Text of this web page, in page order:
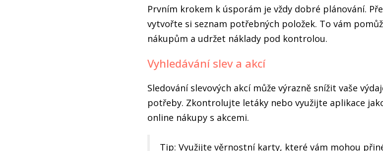
Prvním krokem k úsporám je vždy dobré plánování.
vytvořte si seznam potřebných položek. To vám
nákupům a udržet náklady pod kontrolou.
Vyhledávání slev a akcí
Sledování slevových akcí může výrazně snížit vaše
potřeby. Zkontrolujte letáky nebo využijte aplikace
online nákupy s akcemi.
Tip: Využijte věrnostní karty, které vám mohou